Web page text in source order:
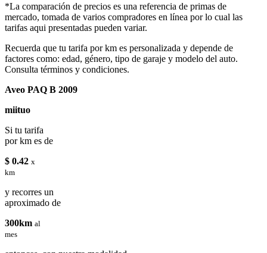
*La comparación de precios es una referencia de primas de
mercado, tomada de varios compradores en línea por lo cual las
tarifas aqui presentadas pueden variar.
Recuerda que tu tarifa por km es personalizada y depende de
factores como: edad, género, tipo de garaje y modelo del auto.
Consulta términos y condiciones.
Aveo PAQ B 2009
miituo
Si tu tarifa
por km es de
$ 0.42 x
km
y recorres un
aproximado de
300km al
mes